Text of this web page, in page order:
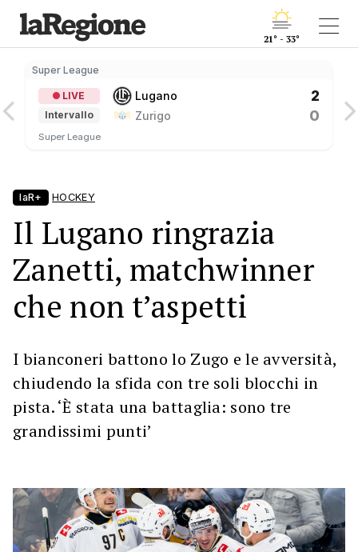
21° - 33°
Super League
LIVE
Intervallo
Lugano 2
Zurigo 0
Super League
laR+ HOCKEY
Il Lugano ringrazia
Zanetti, matchwinner
che non t’aspetti
I bianconeri battono lo Zugo e le avversità,
chiudendo la sfida con tre soli blocchi in
pista. ‘È stata una battaglia: sono tre
grandissimi punti’